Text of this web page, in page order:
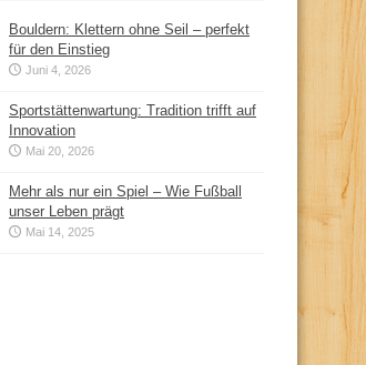
Bouldern: Klettern ohne Seil – perfekt
für den Einstieg
Juni 4, 2026
Sportstättenwartung: Tradition trifft auf
Innovation
Mai 20, 2026
Mehr als nur ein Spiel – Wie Fußball
unser Leben prägt
Mai 14, 2025